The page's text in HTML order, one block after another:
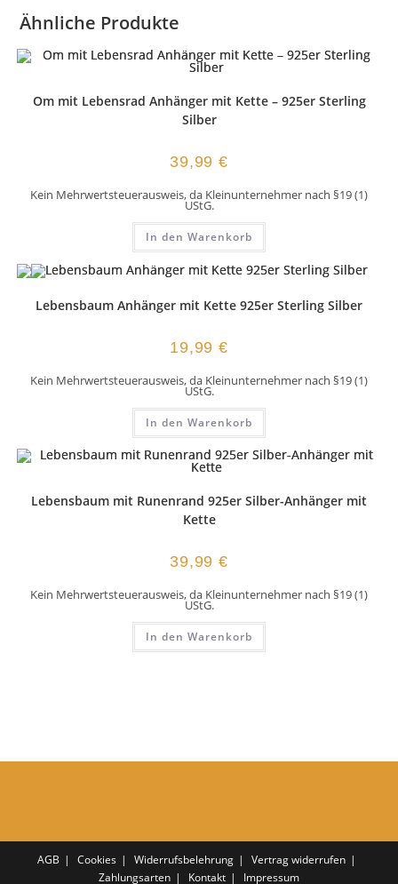
Ähnliche Produkte
Om mit Lebensrad Anhänger mit Kette – 925er Sterling
Silber
39,99€
Kein Mehrwertsteuerausweis, da Kleinunternehmer nach §19 (1)
UStG.
In den Warenkorb
Lebensbaum Anhänger mit Kette 925er Sterling Silber
19,99€
Kein Mehrwertsteuerausweis, da Kleinunternehmer nach §19 (1)
UStG.
In den Warenkorb
Lebensbaum mit Runenrand 925er Silber-Anhänger mit
Kette
39,99€
Kein Mehrwertsteuerausweis, da Kleinunternehmer nach §19 (1)
UStG.
In den Warenkorb
AGB Cookies Widerrufsbelehrung
Vertrag widerrufen
Zahlungsarten
Kontakt Impressum